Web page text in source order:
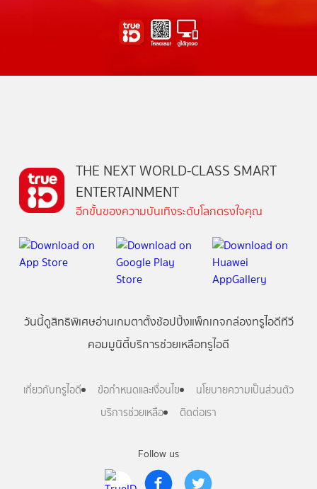
Follow us
THE NEXT WORLD-CLASS SMART
ENTERTAINMENT
อีกขั้นของความบันเทิงระดับโลกตรงใจคุณ
วันนี้ดูสิทธิพิเศษอ่านเกมตาตั้งช้อปปิ้งแพ็กเกจกล่องทรูไอดีทีวี
คอมมูนิตี้บริการช่วยเหลือทรูไอดี
เกี่ยวกับทรูไอดี ข้อกำหนดและเงื่อนไข
นโยบายความเป็นส่วนตัว
บริการช่วยเหลือ
ติดต่อเรา